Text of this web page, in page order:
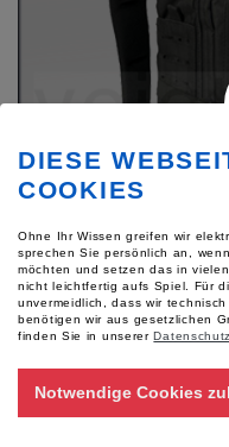
Artikelnummer: 55019
DIESE
COOKIES
Ohne Ihr Wissen greifen wir
sprechen Sie persönlich an,
möchten und setzen das in
nicht leichtfertig aufs Spiel. Für
unvermeidlich, dass wir
benötigen wir aus gesetzlichen
finden Sie in unserer
Notwendige Cookies